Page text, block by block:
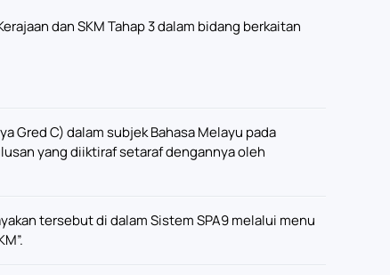
dan SKM Tahap 3 dalam bidang berkaitan
Gred C) dalam subjek Bahasa Melayu pada
yang diiktiraf setaraf dengannya oleh
tersebut di dalam Sistem SPA9 melalui menu